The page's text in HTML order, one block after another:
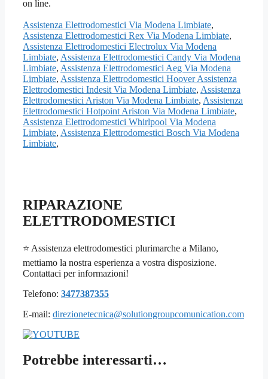
on line.
Assistenza Elettrodomestici Via Modena Limbiate,
Assistenza Elettrodomestici Rex Via Modena Limbiate,
Assistenza Elettrodomestici Electrolux Via Modena
Limbiate, Assistenza Elettrodomestici Candy Via Modena
Limbiate, Assistenza Elettrodomestici Aeg Via Modena
Limbiate, Assistenza Elettrodomestici Hoover Assistenza
Elettrodomestici Indesit Via Modena Limbiate, Assistenza
Elettrodomestici Ariston Via Modena Limbiate, Assistenza
Elettrodomestici Hotpoint Ariston Via Modena Limbiate,
Assistenza Elettrodomestici Whirlpool Via Modena
Limbiate, Assistenza Elettrodomestici Bosch Via Modena
Limbiate,
RIPARAZIONE
ELETTRODOMESTICI
⭐ Assistenza elettrodomestici plurimarche a Milano,
mettiamo la nostra esperienza a vostra disposizione.
Contattaci per informazioni!
Telefono: 3477387355
E-mail: direzionetecnica@solutiongroupcomunication.com
Potrebbe interessarti…